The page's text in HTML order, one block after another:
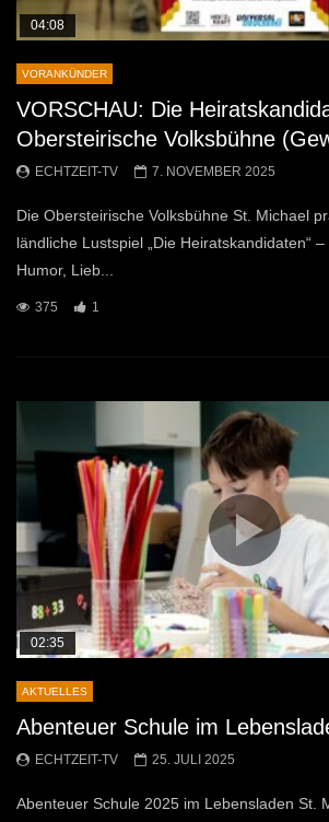
04:08
VORANKÜNDER
VORSCHAU: Die
Obersteirische Volksbühne
ECHTZEIT-TV 7. NOVEMBER 2025
Die Obersteirische Volksbühne St. Michael
ländliche Lustspiel „Die Heiratskandidaten“
Humor, Lieb...
375 1
02:35
AKTUELLES
Abenteuer Schule im
ECHTZEIT-TV 25. JULI 2025
Abenteuer Schule 2025 im Lebensladen St.